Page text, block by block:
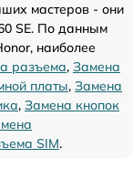
мастеров - они
SE. По данным
наиболее
разъема, Замена
платы, Замена
, Замена кнопок
SIM.